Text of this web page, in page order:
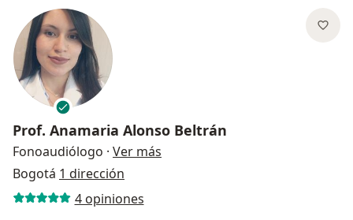
Prof. Anamaria Alonso Beltrán
Fonoaudiólogo · Ver más
Bogotá 1 dirección
4 opiniones